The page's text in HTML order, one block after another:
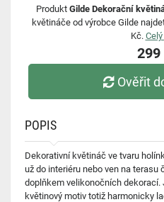
Produkt Gilde Dekorační
květináče od výrobce Gilde
Kč.
299
Ověřit
POPIS
Dekorativní květináč ve tvaru
už do interiéru nebo ven na
doplňkem velikonočních dekorací.
květinový motiv totiž harmonicky